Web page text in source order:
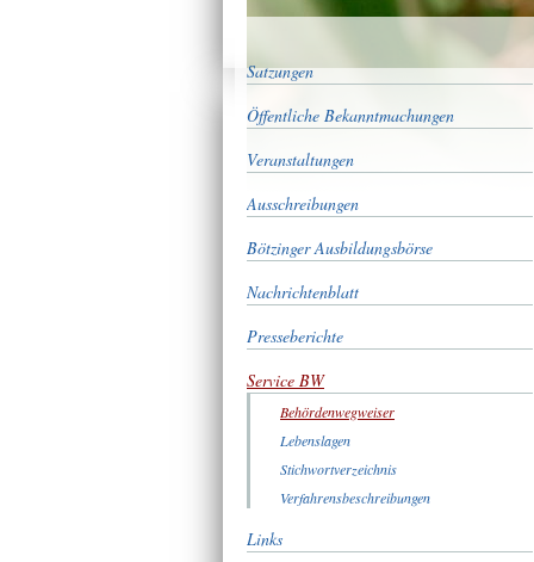
Satzungen
Öffentliche Bekanntmachungen
Veranstaltungen
Ausschreibungen
Bötzinger Ausbildungsbörse
Nachrichtenblatt
Presseberichte
Service BW
Behördenwegweiser
Lebenslagen
Stichwortverzeichnis
Verfahrensbeschreibungen
Links